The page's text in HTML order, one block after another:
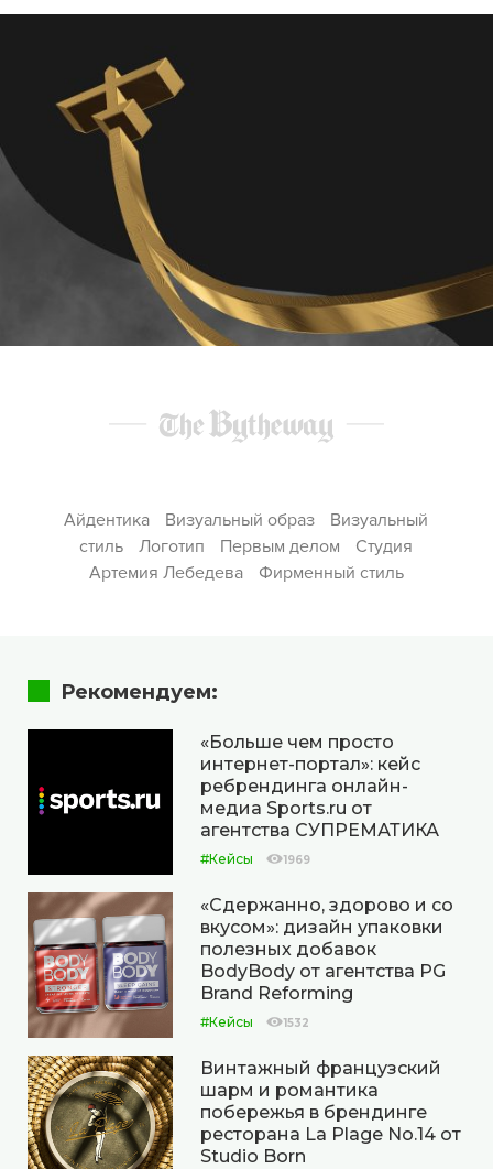
Айдентика Визуальный образ
Визуальный
стиль
Логотип Первым делом
Студия
Артемия Лебедева
Фирменный стиль
Рекомендуем:
«Больше чем просто
интернет-портал»: кейс
ребрендинга онлайн-
медиа Sports.ru от
агентства СУПРЕМАТИКА
#Кейсы 1969
«Сдержанно, здорово и со
вкусом»: дизайн упаковки
полезных добавок
BodyBody от агентства PG
Brand Reforming
#Кейсы 1532
Винтажный французский
шарм и романтика
побережья в брендинге
ресторана La Plage No.14 от
Studio Born